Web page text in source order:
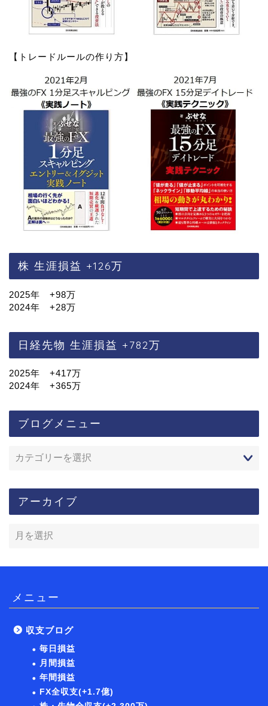
【トレードルールの作り方】
株 生涯損益 +126万
2025年 +98万
2024年 +28万
日経先物 生涯損益 +782万
2025年 +417万
2024年 +365万
ブログメニュー
アーカイブ
メニュー
収支ブログ
毎日損益
月間損益
年間損益
FX全収支(+1.7億)